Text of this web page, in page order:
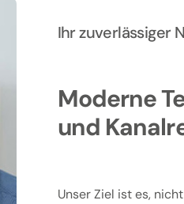
Ihr zuverlässiger
Moderne
und
Unser Ziel ist es,